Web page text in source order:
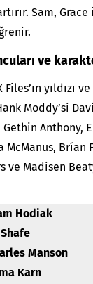
Sam, Grace
ve
yıldızı ve
Moddy’si
Gethin Anthony,
Brían
ve Madisen
Hodiak
Manson
Karn